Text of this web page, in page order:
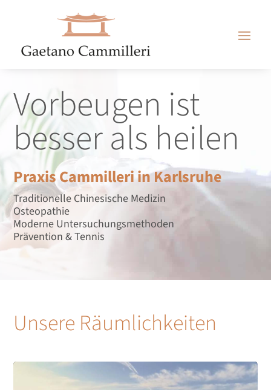
Vorbeugen ist
besser als heilen
Praxis Cammilleri in Karlsruhe
Traditionelle Chinesische Medizin
Osteopathie
Moderne Untersuchungsmethoden
Prävention & Tennis
Unsere Räumlichkeiten